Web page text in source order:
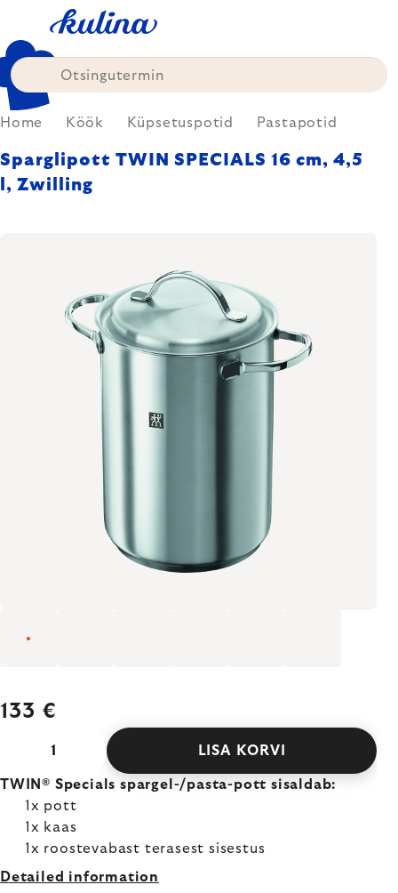
content
Home Köök Küpsetuspotid Pastapotid
Sparglipott TWIN SPECIALS 16 cm, 4,5
l, Zwilling
133 €
LISA KORVI
TWIN® Specials spargel-/pasta-pott sisaldab:
1x pott
1x kaas
1x roostevabast terasest sisestus
Detailed information